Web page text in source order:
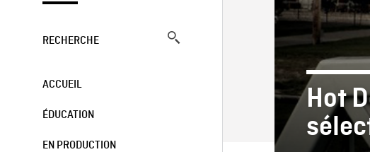
RECHERCHE
ACCUEIL
ÉDUCATION
EN PRODUCTION
Hot